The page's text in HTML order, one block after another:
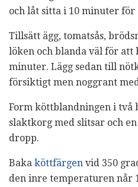
och låt sitta i 10 minuter för
Tillsätt ägg, tomatsås,
löken och blanda väl för att
minuter. Lägg sedan till
försiktigt men noggrant
Form köttblandningen i två
slaktkorg med slitsar och
dropp.
Baka köttfärgen vid 350
den inre temperaturen når